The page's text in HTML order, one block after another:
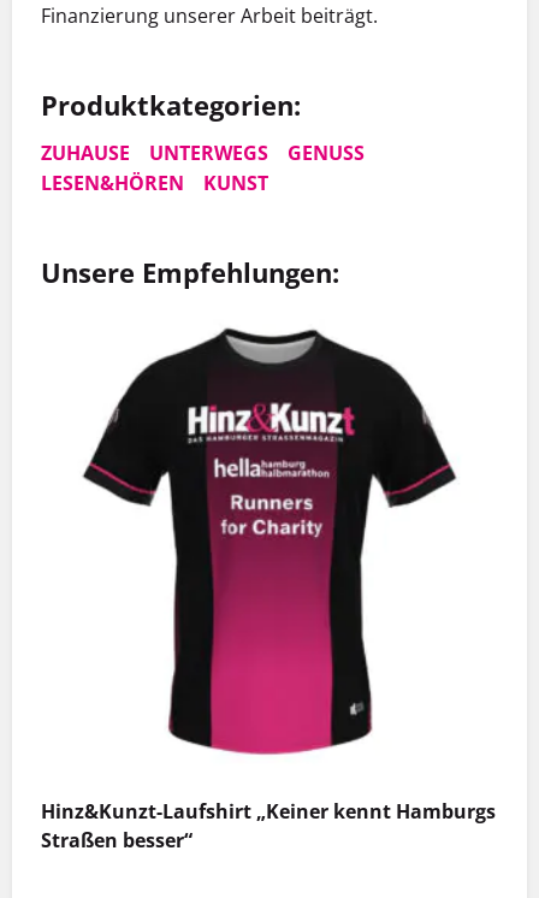
Finanzierung unserer Arbeit beiträgt.
Produktkategorien:
ZUHAUSE UNTERWEGS
GENUSS
LESEN&HÖREN
KUNST
Unsere Empfehlungen:
Hinz&Kunzt-Laufshirt „Keiner kennt Hamburgs
Straßen besser“
mehrere
Varianten